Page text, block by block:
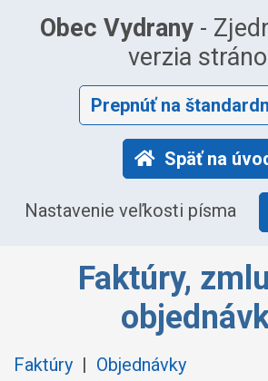
Obec Vydrany -
verzia
Prepnúť na
Späť na
Nastavenie veľkosti písma
Faktúry,
Faktúry | Objednávky